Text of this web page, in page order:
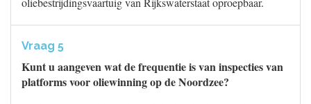
Vraag 5
Kunt u aangeven wat de frequentie is van inspecties van
platforms voor oliewinning op de Noordzee?